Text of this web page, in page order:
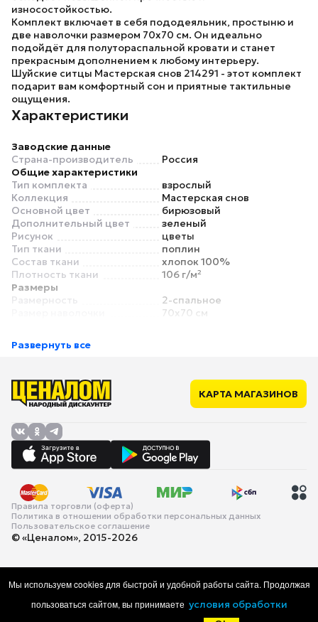
износостойкостью.
Комплект включает в себя пододеяльник, простыню и
две наволочки размером 70х70 см. Он идеально
подойдёт для полутораспальной кровати и станет
прекрасным дополнением к любому интерьеру.
Шуйские ситцы Мастерская снов 214291 - этот комплект
подарит вам комфортный сон и приятные тактильные
ощущения.
Характеристики
Заводские данные
Страна-производитель
Россия
Общие характеристики
Тип комплекта
взрослый
Коллекция
Мастерская снов
Основной цвет
бирюзовый
Дополнительный цвет
зеленый
Рисунок
цветы
Тип ткани
поплин
Состав ткани
хлопок 100%
Плотность ткани
106 г/м²
Размеры
Размерность
2-спальное
70x70 см
Для матраса высотой
Количество наволочек
Количество
пододеяльников
Дополнительные характеристики
Простыня на резинке
нет
Застежка наволочки
клапан
Застежка пододеяльника
прорезь (без застежки)
Развернуть все
КАРТА МАГАЗИНОВ
Правила торговли (оферта)
Политика в отношении обработки персональных данных
Пользовательское соглашение
© «Ценалом», 2015-2026
Мы используем cookies для быстрой и удобной работы сайта. Продолжая
пользоваться сайтом, вы принимаете условия обработки